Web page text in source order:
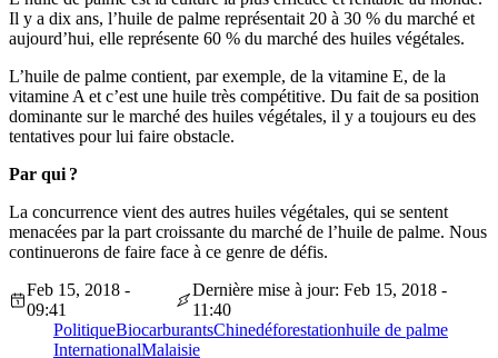
Il y a dix ans, l’huile de palme représentait 20 à 30 % du marché et
aujourd’hui, elle représente 60 % du marché des huiles végétales.
L’huile de palme contient, par exemple, de la vitamine E, de la
vitamine A et c’est une huile très compétitive. Du fait de sa position
dominante sur le marché des huiles végétales, il y a toujours eu des
tentatives pour lui faire obstacle.
Par qui ?
La concurrence vient des autres huiles végétales, qui se sentent
menacées par la part croissante du marché de l’huile de palme. Nous
continuerons de faire face à ce genre de défis.
Feb 15, 2018 -
09:41
Dernière mise à jour: Feb 15, 2018 -
11:40
PolitiqueBiocarburantsChinedéforestationhuile de palme
InternationalMalaisie